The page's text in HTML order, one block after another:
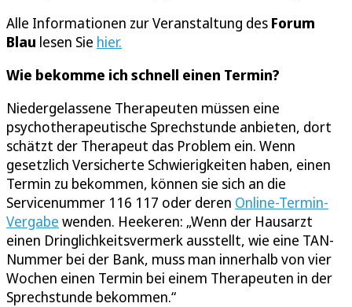
Alle Informationen zur Veranstaltung des Forum
Blau lesen Sie hier.
Wie bekomme ich schnell einen Termin?
Niedergelassene Therapeuten müssen eine
psychotherapeutische Sprechstunde anbieten, dort
schätzt der Therapeut das Problem ein. Wenn
gesetzlich Versicherte Schwierigkeiten haben, einen
Termin zu bekommen, können sie sich an die
Servicenummer 116 117 oder deren Online-Termin-
Vergabe wenden. Heekeren: „Wenn der Hausarzt
einen Dringlichkeitsvermerk ausstellt, wie eine TAN-
Nummer bei der Bank, muss man innerhalb von vier
Wochen einen Termin bei einem Therapeuten in der
Sprechstunde bekommen.“